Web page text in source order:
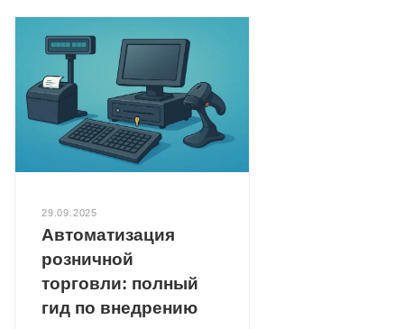
29.09.2025
Автоматизация
розничной
торговли: полный
гид по внедрению